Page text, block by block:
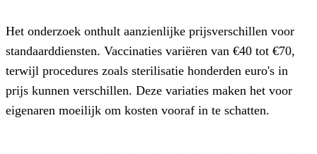
Het onderzoek onthult aanzienlijke prijsverschillen voor
standaarddiensten. Vaccinaties variëren van €40 tot €70,
terwijl procedures zoals sterilisatie honderden euro's in
prijs kunnen verschillen. Deze variaties maken het voor
eigenaren moeilijk om kosten vooraf in te schatten.